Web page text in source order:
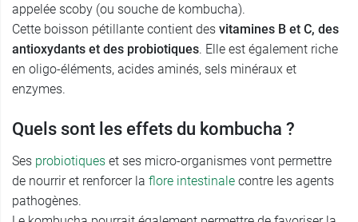
appelée scoby (ou souche de kombucha).
Cette boisson pétillante contient des vitamines B et C, des
antioxydants et des probiotiques. Elle est également riche
en oligo-éléments, acides aminés, sels minéraux et
enzymes.
Quels sont les effets du kombucha ?
Ses probiotiques et ses micro-organismes vont permettre
de nourrir et renforcer la flore intestinale contre les agents
pathogènes.